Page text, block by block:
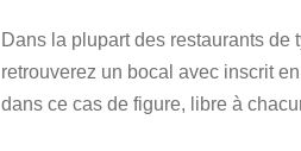
Dans la plupart des restaurants de
retrouverez un bocal avec inscrit
dans ce cas de figure, libre à